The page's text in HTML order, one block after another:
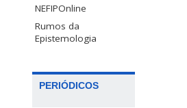
NEFIPOnline
Rumos da
Epistemologia
PERIÓDICOS